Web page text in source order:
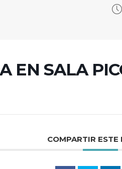
EN SALA
COMPARTIR ESTE